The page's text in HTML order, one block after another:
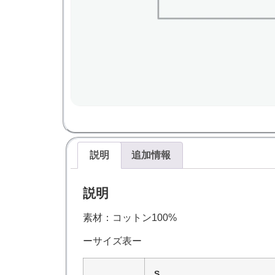
説明 追加情報
説明
素材：コットン100%
ーサイズ表ー